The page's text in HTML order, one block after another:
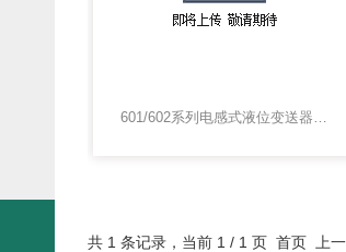
601/602系列电感式液位变送器液位变送器
共 1 条记录，当前 1 / 1 页 首页 上